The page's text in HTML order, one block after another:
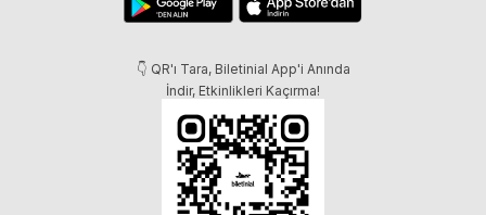
👇 QR'ı Tara, Biletinial App'i Anında
İndir, Etkinlikleri Kaçırma!